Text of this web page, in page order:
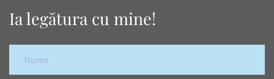
Ia legătura cu mine!